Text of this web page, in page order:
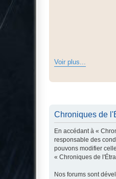
Voir plus...
Chroniques de
En accédant à «
responsable des
pouvons modifier
« Chroniques de
Nos forums sont